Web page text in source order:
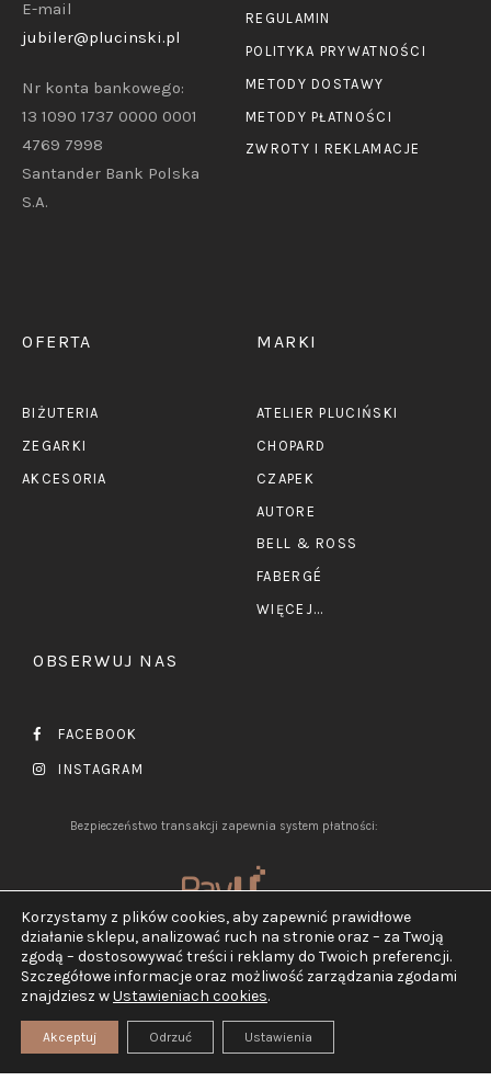
E-mail
jubiler@plucinski.pl
Nr konta bankowego:
13 1090 1737 0000 0001
4769 7998
Santander Bank Polska
S.A.
REGULAMIN
POLITYKA PRYWATNOŚCI
METODY DOSTAWY
METODY PŁATNOŚCI
ZWROTY I REKLAMACJE
OFERTA
BIŻUTERIA
ZEGARKI
AKCESORIA
MARKI
ATELIER PLUCIŃSKI
CHOPARD
CZAPEK
AUTORE
BELL & ROSS
FABERGÉ
WIĘCEJ...
OBSERWUJ NAS
FACEBOOK
INSTAGRAM
Bezpieczeństwo transakcji zapewnia system płatności:
2026 ©Jubiler Pluciński.
Wszelkie prawa zastrzeżone.
Realizacja:TEGN
Korzystamy z plików cookies, aby zapewnić prawidłowe
działanie sklepu, analizować ruch na stronie oraz – za Twoją
zgodą – dostosowywać treści i reklamy do Twoich preferencji.
Szczegółowe informacje oraz możliwość zarządzania zgodami
znajdziesz wUstawieniach cookies.
Akceptuj Odrzuć Ustawienia